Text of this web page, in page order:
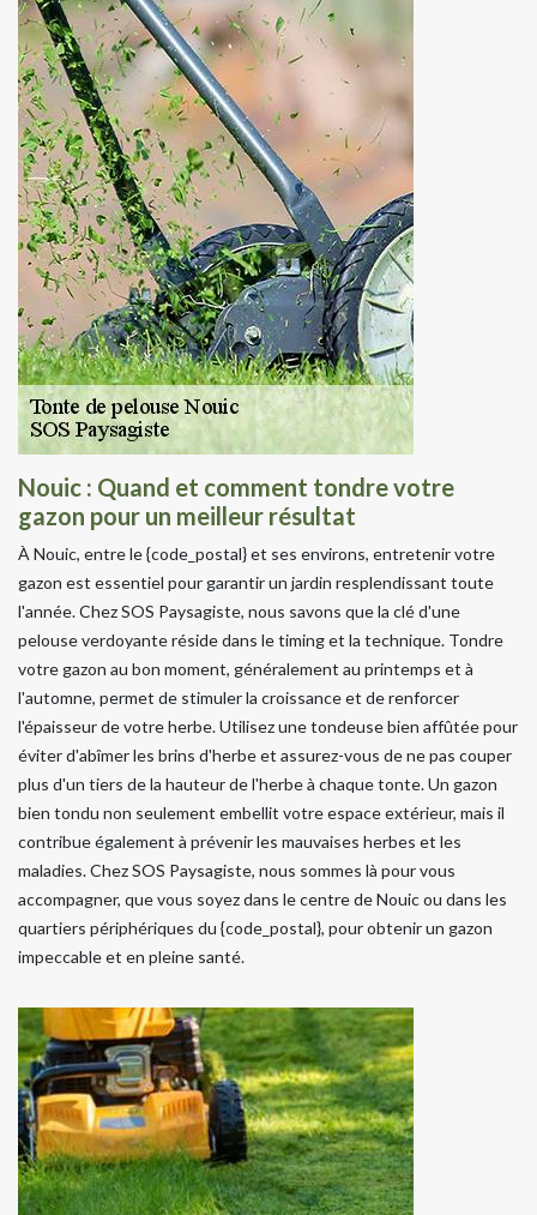
Nouic : Quand et comment tondre votre
gazon pour un meilleur résultat
À Nouic, entre le {code_postal} et ses environs, entretenir votre
gazon est essentiel pour garantir un jardin resplendissant toute
l'année. Chez SOS Paysagiste, nous savons que la clé d'une
pelouse verdoyante réside dans le timing et la technique. Tondre
votre gazon au bon moment, généralement au printemps et à
l'automne, permet de stimuler la croissance et de renforcer
l'épaisseur de votre herbe. Utilisez une tondeuse bien affûtée pour
éviter d'abîmer les brins d'herbe et assurez-vous de ne pas couper
plus d'un tiers de la hauteur de l'herbe à chaque tonte. Un gazon
bien tondu non seulement embellit votre espace extérieur, mais il
contribue également à prévenir les mauvaises herbes et les
maladies. Chez SOS Paysagiste, nous sommes là pour vous
accompagner, que vous soyez dans le centre de Nouic ou dans les
quartiers périphériques du {code_postal}, pour obtenir un gazon
impeccable et en pleine santé.